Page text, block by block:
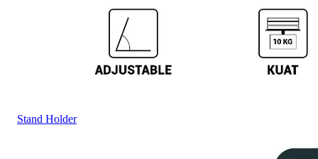
Stand Holder